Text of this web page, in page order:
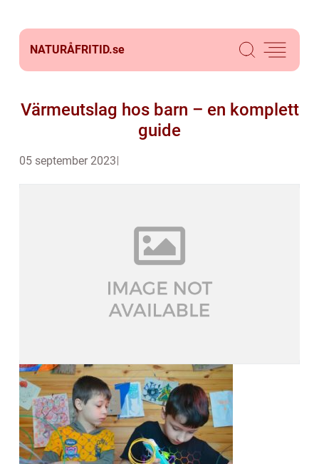
NATURÅFRITID.se
Värmeutslag hos barn – en komplett
guide
05 september 2023